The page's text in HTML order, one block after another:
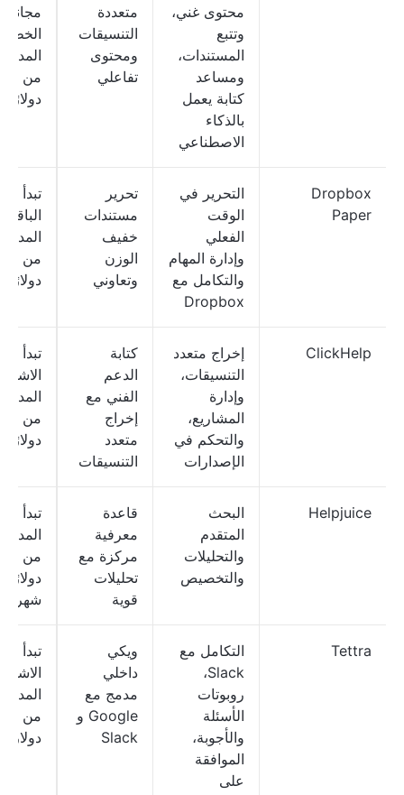
محتوى غني،
وتتبع
المستندات،
ومساعد
كتابة يعمل
بالذكاء
الاصطناعي
متعددة
التنسيقات
ومحتوى
تفاعلي
الخطط
دولارًا
Dropbox
Paper
التحرير في
الوقت
الفعلي
وإدارة المهام
والتكامل مع
Dropbox
تحرير
مستندات
خفيف
الوزن
وتعاوني
تبدأ
الباقات
دولارًا
ClickHelp
إخراج متعدد
التنسيقات،
وإدارة
المشاريع،
والتحكم في
الإصدارات
كتابة
الدعم
الفني مع
إخراج
متعدد
التنسيقات
تبدأ
دولارًا
Helpjuice
البحث
المتقدم
والتحليلات
والتخصيص
قاعدة
معرفية
مركزة مع
تحليلات
قوية
تبدأ
دولارًا
شهريًا
Tettra
التكامل مع
Slack،
روبوتات
الأسئلة
والأجوبة،
الموافقة
على
ويكي
داخلي
مدمج مع
Google و
Slack
تبدأ